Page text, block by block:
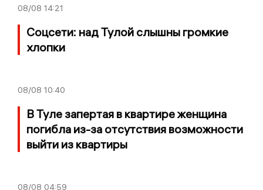
08/08 14:21
Соцсети: над Тулой слышны громкие
хлопки
08/08 10:40
В Туле запертая в квартире женщина
погибла из-за отсутствия возможности
выйти из квартиры
08/08 04:59